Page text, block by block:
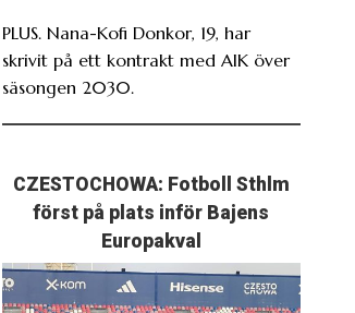
PLUS. Nana-Kofi Donkor, 19, har
skrivit på ett kontrakt med AIK över
säsongen 2030.
CZESTOCHOWA: Fotboll Sthlm
först på plats inför Bajens
Europakval